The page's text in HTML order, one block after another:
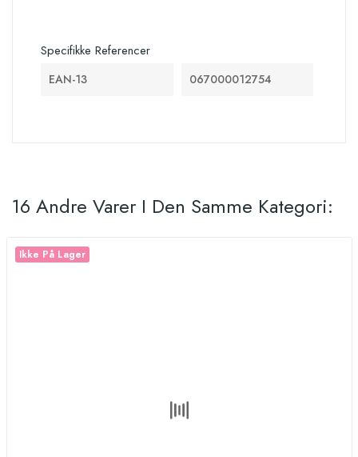
Specifikke Referencer
EAN-13 067000012754
16 Andre Varer I Den Samme Kategori:
Ikke På Lager